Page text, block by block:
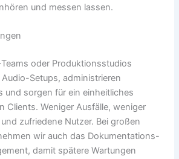
und messen lassen.
oder Produktionsstudios
Setups, administrieren
und sorgen für ein einheitliches
Clients. Weniger Ausfälle, weniger
zufriedene Nutzer. Bei großen
wir auch das Dokumentations-
damit spätere Wartungen